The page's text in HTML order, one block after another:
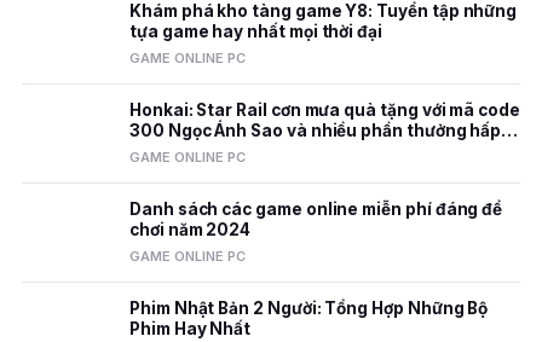
Khám phá kho tàng game Y8: Tuyển tập những
tựa game hay nhất mọi thời đại
GAME ONLINE PC
Honkai: Star Rail cơn mưa quà tặng với mã code
300 Ngọc Ánh Sao và nhiều phần thưởng hấp
dẫn
GAME ONLINE PC
Danh sách các game online miễn phí đáng để
chơi năm 2024
GAME ONLINE PC
Phim Nhật Bản 2 Người: Tổng Hợp Những Bộ
Phim Hay Nhất